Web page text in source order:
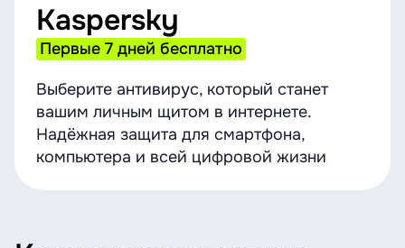
Kaspersky
Первые 7 дней бесплатно
Выберите антивирус, который станет
вашим личным щитом в интернете.
Надёжная защита для смартфона,
компьютера и всей цифровой жизни